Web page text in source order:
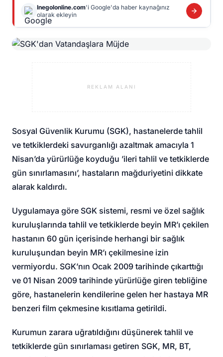
Inegolonline.com'i Google'da haber kaynağınız
olarak ekleyin
REKLAM ALANI
Sosyal Güvenlik Kurumu (SGK), hastanelerde tahlil
ve tetkiklerdeki savurganlığı azaltmak amacıyla 1
Nisan’da yürürlüğe koyduğu ’ileri tahlil ve tetkiklerde
gün sınırlamasını’, hastaların mağduriyetini dikkate
alarak kaldırdı.
Uygulamaya göre SGK sistemi, resmi ve özel sağlık
kuruluşlarında tahlil ve tetkiklerde beyin MR’ı çekilen
hastanın 60 gün içerisinde herhangi bir sağlık
kuruluşundan beyin MR’ı çekilmesine izin
vermiyordu. SGK’nın Ocak 2009 tarihinde çıkarttığı
ve 01 Nisan 2009 tarihinde yürürlüğe giren tebliğine
göre, hastanelerin kendilerine gelen her hastaya MR
benzeri film çekmesine kısıtlama getirildi.
Kurumun zarara uğratıldığını düşünerek tahlil ve
tetkiklerde gün sınırlaması getiren SGK, MR, BT,